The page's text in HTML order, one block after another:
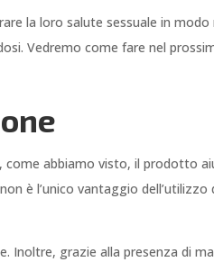
la loro salute sessuale in modo
Vedremo come fare nel
come abbiamo visto, il prodotto
è l’unico vantaggio dell’utilizzo
Inoltre, grazie alla presenza di